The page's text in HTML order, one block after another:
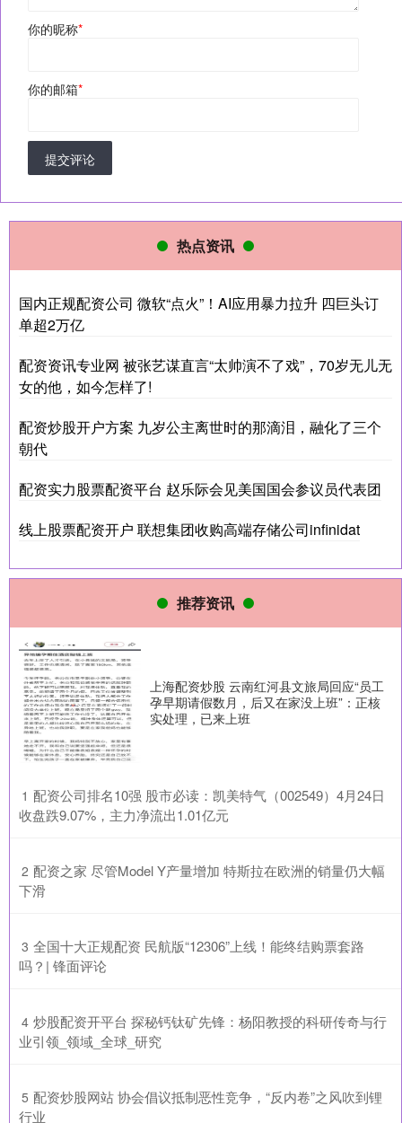
你的昵称*
你的邮箱*
提交评论
热点资讯
国内正规配资公司 微软“点火”！AI应用暴力拉升 四巨头订
单超2万亿
配资资讯专业网 被张艺谋直言“太帅演不了戏”，70岁无儿无
女的他，如今怎样了!
配资炒股开户方案 九岁公主离世时的那滴泪，融化了三个
朝代
配资实力股票配资平台 赵乐际会见美国国会参议员代表团
线上股票配资开户 联想集团收购高端存储公司infinidat
推荐资讯
上海配资炒股 云南红河县文旅局回应“员工
孕早期请假数月，后又在家没上班”：正核
实处理，已来上班
1 ​配资公司排名10强 股市必读：凯美特气（002549）4月24日
收盘跌9.07%，主力净流出1.01亿元
2 ​配资之家 尽管Model Y产量增加 特斯拉在欧洲的销量仍大幅
下滑
3 ​全国十大正规配资 民航版“12306”上线！能终结购票套路
吗？| 锋面评论
4 ​炒股配资开平台 探秘钙钛矿先锋：杨阳教授的科研传奇与行
业引领_领域_全球_研究
5 ​配资炒股网站 协会倡议抵制恶性竞争，“反内卷”之风吹到锂
行业